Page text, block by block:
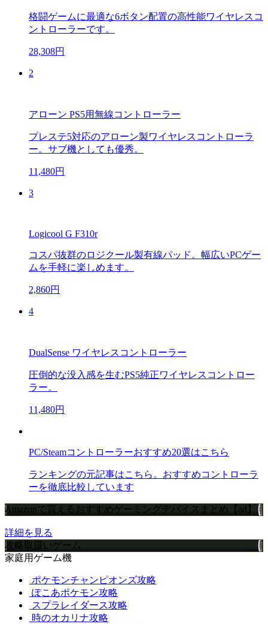
格闘ゲームに最適な6ボタン配置の高性能ワイヤレスコ
ントローラーです。
28,308円
2
アローン PS5用無線コントローラー
プレステ5対応のアローン製ワイヤレスコントローラ
ー。サブ機としても優秀。
11,480円
3
Logicool G F310r
コスパ抜群のロジクール製有線パッド。幅広いPCゲー
ムを手軽に楽しめます。
2,860円
4
DualSense ワイヤレスコントローラー
圧倒的な没入感を生むPS5純正ワイヤレスコントロー
ラー。
11,480円
PC/Steamコントローラーおすすめ20選はこちら
ランキングの元記事はこちら。おすすめコントローラ
ーを徹底比較しています
Amazonで買えるおすすめゲーミングデバイスまとめ【ad】
詳細を見る
攻略取扱いゲーム
家庭用ゲーム機
ポケモンチャンピオンズ攻略
ぽこあポケモン攻略
スプラレイダース攻略
時のオカリナ攻略